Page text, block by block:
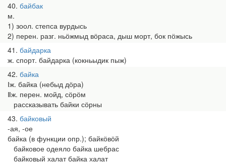
40 байбак
м.
1) зоол. степса вурдысь
2) перен. разг. ньӧжмыд вӧраса, дыш морт, бок пӧжысь
41 байдарка
ж. спорт. байдарка (кокньыдик пыж)
42 байка
Ⅰж. байка (небыд дӧра)
Ⅱж. перен. мойд, сӧрӧм
рассказывать байки сӧрны
43 байковый
-ая, -ое
байка (в функции опр.); байкӧвӧй
байковое одеяло байка шебрас
байковый халат байка халат